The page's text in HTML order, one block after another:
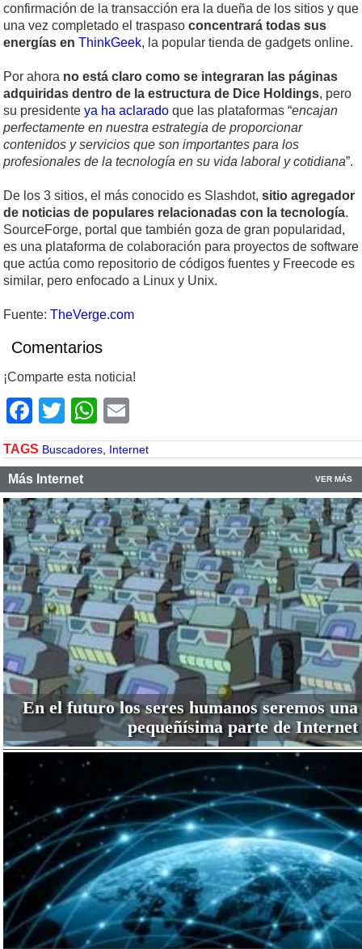
confirmación de la transacción era la dueña de los sitios y que
una vez completado el traspaso concentrará todas sus
energías en ThinkGeek, la popular tienda de gadgets online.
Por ahora no está claro como se integraran las páginas
adquiridas dentro de la estructura de Dice Holdings, pero
su presidente ya ha aclarado que las plataformas “encajan
perfectamente en nuestra estrategia de proporcionar
contenidos y servicios que son importantes para los
profesionales de la tecnología en su vida laboral y cotidiana”.
De los 3 sitios, el más conocido es Slashdot, sitio agregador
de noticias de populares relacionadas con la tecnología.
SourceForge, portal que también goza de gran popularidad,
es una plataforma de colaboración para proyectos de software
que actúa como repositorio de códigos fuentes y Freecode es
similar, pero enfocado a Linux y Unix.
Fuente: TheVerge.com
Comentarios
¡Comparte esta noticia!
Facebook
TwitterWhatsApp
TAGS Buscadores, Internet
Más Internet VER MÁS
En el futuro los seres humanos seremos una
pequeñísima parte de Internet